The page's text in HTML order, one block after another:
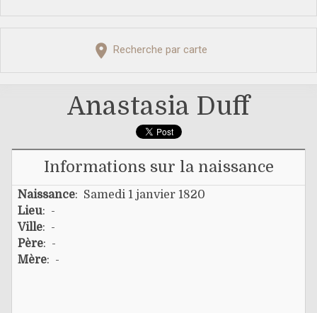
Recherche par carte
Anastasia Duff
Informations sur la naissance
Naissance: Samedi 1 janvier 1820
Lieu: -
Ville: -
Père: -
Mère: -